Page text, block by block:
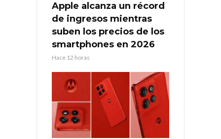
Apple alcanza un récord
de ingresos mientras
suben los precios de los
smartphones en 2026
Hace 12 horas